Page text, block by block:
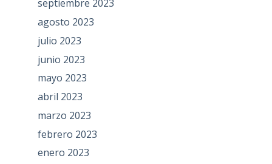
septiembre 2023
agosto 2023
julio 2023
junio 2023
mayo 2023
abril 2023
marzo 2023
febrero 2023
enero 2023